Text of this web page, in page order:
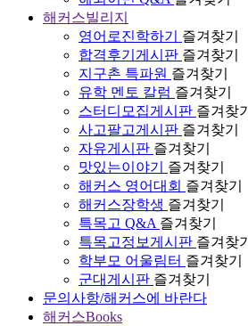
해커스빌리지
영어로진학하기
즐겨찾기
합격후기게시판 즐겨찾기
지구촌 특파원 즐겨찾기
유학 멘토 칼럼 즐겨찾기
스터디모집게시판 즐겨찾기
사고팔고게시판 즐겨찾기
자유게시판 즐겨찾기
맛있는이야기
즐겨찾기
해커스 영어대회 즐겨찾기
해커스장학생 즐겨찾기
특목고 Q&A 즐겨찾기
특목고정보게시판 즐겨찾기
학부모 어울림터 즐겨찾기
군대게시판 즐겨찾기
문의사항/해커스에 바란다
해커스Books